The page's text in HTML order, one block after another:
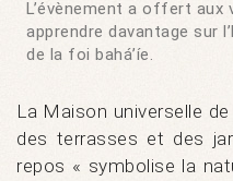
L’évènement a offert aux
apprendre davantage sur
de la foi bahá’íe.
La Maison universelle
des terrasses et des
repos « symbolise la